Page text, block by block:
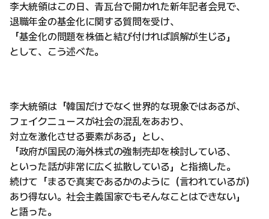
李大統領はこの日、青瓦台で開かれた新年記者会見で、
退職年金の基金化に関する質問を受け、
「基金化の問題を株価と結び付ければ誤解が生じる」
として、こう述べた。
李大統領は「韓国だけでなく世界的な現象ではあるが、
フェイクニュースが社会の混乱をあおり、
対立を激化させる要素がある」とし、
「政府が国民の海外株式の強制売却を検討している、
といった話が非常に広く拡散している」と指摘した。
続けて「まるで真実であるかのように（言われているが）
あり得ない。社会主義国家でもそんなことはできない」
と語った。